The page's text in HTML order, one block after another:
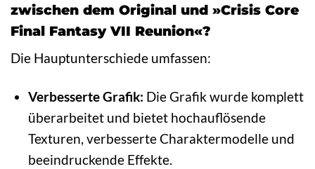
zwischen dem Original und »Crisis Core
Final Fantasy VII Reunion«?
Die Hauptunterschiede umfassen:
Verbesserte Grafik: Die Grafik wurde komplett
überarbeitet und bietet hochauflösende
Texturen, verbesserte Charaktermodelle und
beeindruckende Effekte.